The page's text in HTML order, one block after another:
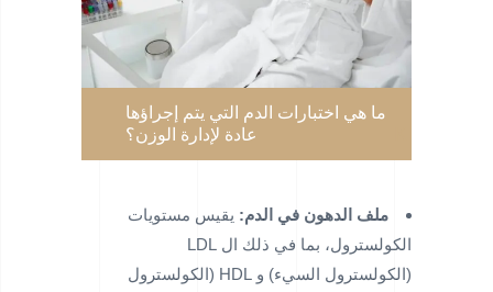
ما هي اختبارات الدم التي يتم إجراؤها
عادة لإدارة الوزن؟
ملف الدهون في الدم: يقيس مستويات
الكولسترول، بما في ذلك ال LDL
(الكولسترول السيء) و HDL (الكولسترول